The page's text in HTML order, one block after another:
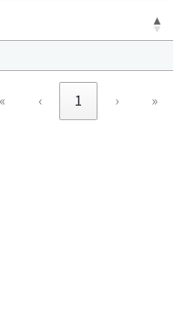
« ‹ 1 › »